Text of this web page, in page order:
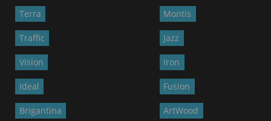
Terra Montis
Traffic Jazz
Vision Iron
Ideal Fusion
Brigantina ArtWood